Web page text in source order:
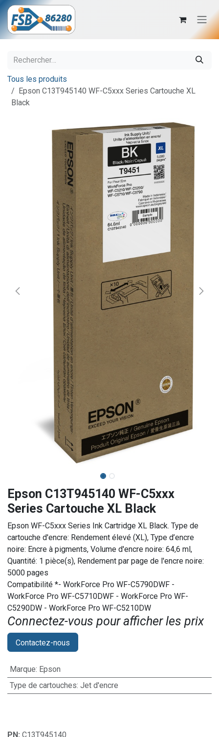
Se rendre au contenu
Tous les produits
Epson C13T945140 WF-C5xxx Series Cartouche XL
Black
Epson C13T945140 WF-C5xxx
Series Cartouche XL Black
Epson WF-C5xxx Series Ink Cartridge XL Black. Type de
cartouche d'encre: Rendement élevé (XL), Type d’encre
noire: Encre à pigments, Volume d'encre noire: 64,6 ml,
Quantité: 1 pièce(s), Rendement par page de l'encre noire:
5000 pages
Compatibilité *- WorkForce Pro WF-C5790DWF -
WorkForce Pro WF-C5710DWF - WorkForce Pro WF-
C5290DW - WorkForce Pro WF-C5210DW
Connectez-vous pour afficher les prix​
Contactez-nous
Marque: Epson
Type de cartouches: Jet d'encre
PN: C13T945140